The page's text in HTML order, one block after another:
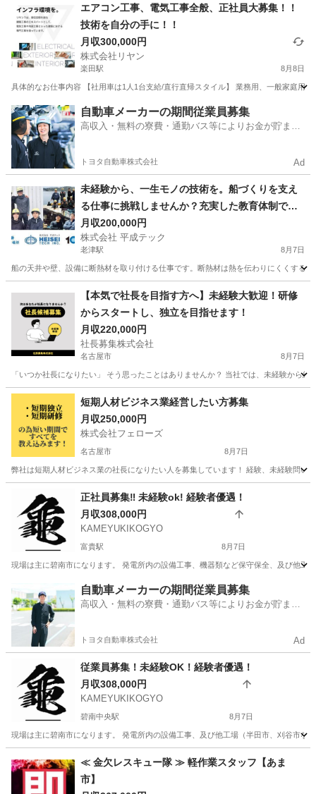
未経験
エアコン工事、電気工事全般、正社員大募集！！
技術を自分の手に！！
月収300,000円
株式会社リヤン
楽田駅 8月8日
具体的なお仕事内容 【社用車は1人1台支給/直行直帰スタイル】 業務用、一般家庭用
愛知 小牧市 楽田駅 その他 未経験
自動車メーカーの期間従業員募集
高収入・無料の寮費・通勤バス等によりお金が貯まり
トヨタ自動車株式会社 Ad
未経験から、一生モノの技術を。船づくりを支え
る仕事に挑戦しませんか？充実した教育体制で基
礎から丁寧に指導するので、経験や資格は問いま
せん。仲間と協力しながら成長できる、安心して
長く働ける職場です。
月収200,000円
株式会社 平成テック
老津駅 8月7日
船の天井や壁、設備に断熱材を取り付ける仕事です。断熱材は熱を伝わりにくくする
老津駅 その他
【本気で社長を目指す方へ】未経験大歓迎！研修
からスタートし、独立を目指せます！
月収220,000円
社長募集株式会社
名古屋市 8月7日
「いつか社長になりたい」 そう思ったことはありませんか？ 当社では、未経験から
愛知 名古屋市 その他 未経験
短期人材ビジネス業経営したい方募集
月収250,000円
株式会社フェローズ
名古屋市 8月7日
弊社は短期人材ビジネス業の社長になりたい人を募集しています！ 経験、未経験
その他 業務
正社員募集‼︎ 未経験ok! 経験者優遇！
月収308,000円
KAMEYUKIKOGYO
富貴駅 8月7日
現場は主に碧南市になります。 発電所内の設備工事、機器類など保守保全、及び他
富貴駅 その他
自動車メーカーの期間従業員募集
高収入・無料の寮費・通勤バス等によりお金が貯まり
トヨタ自動車株式会社 Ad
従業員募集！未経験OK！経験者優遇！
月収308,000円
KAMEYUKIKOGYO
碧南中央駅 8月7日
現場は主に碧南市になります。 発電所内の設備工事、及び他工場（半田市、刈谷市
碧南中央駅 その他
≪ 金欠レスキュー隊 ≫ 軽作業スタッフ【あま
市】